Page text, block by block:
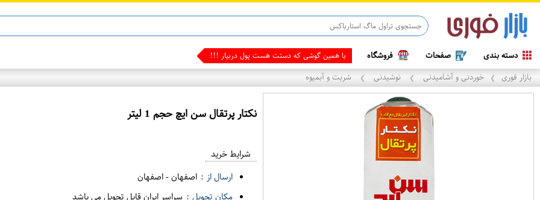
دسته بندی صفحات فروشگاه هم
بازار فوری ❯ خوردنی و آشامیدنی ❯ نوشیدنی ❯ شربت و آبمیوه
نکتار پرتقال سن ایچ حجم 1 لیتر
ف
شرایط خرید
ارسال از : اصفهان-اصفهان
مکان تحویل : سراسر ایران قابل تحویل می باشد